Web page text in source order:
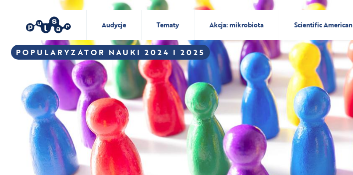
POPULARYZATOR NAUKI 2024 I 2025
Audycje Tematy Akcja: mikrobiota Scientific American